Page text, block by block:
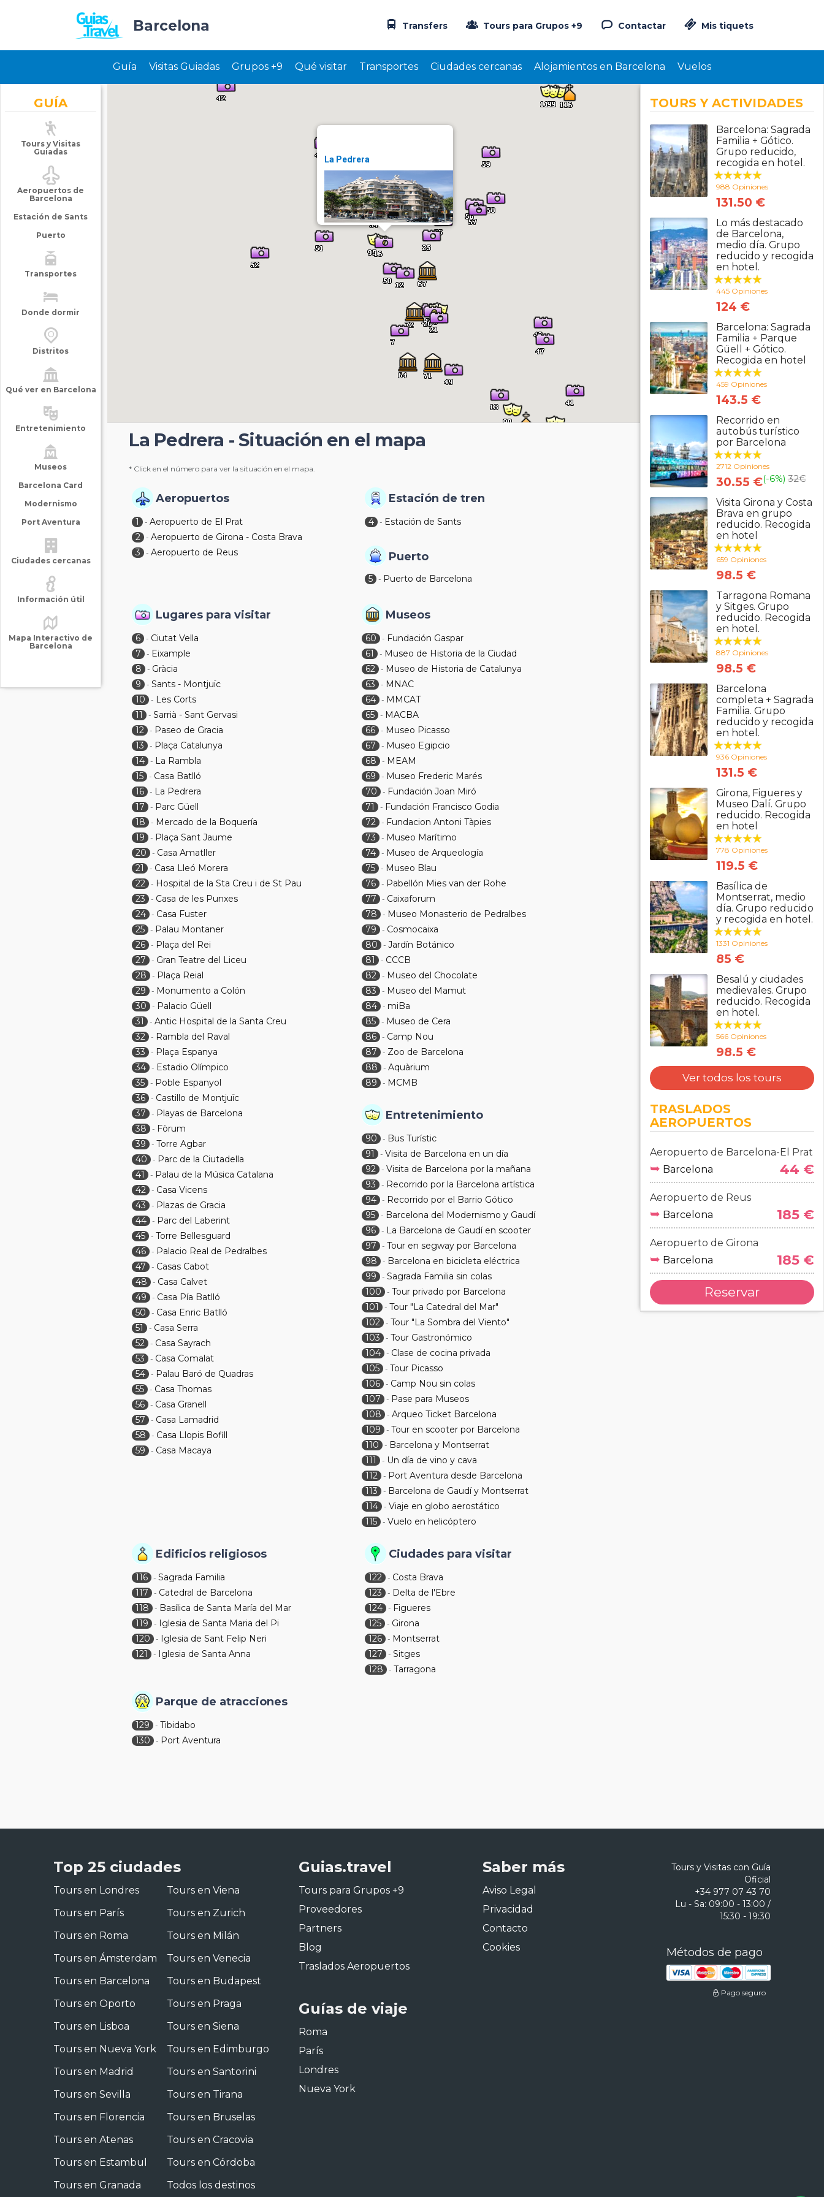
Barcelona Mis tiquets
Contactar
Tours para Grupos +9
Transfers
Guía Visitas Guiadas Grupos +9 Qué visitar Transportes Ciudades cercanas Alojamientos en Barcelona Vuelos
GUÍA
Tours y Visitas
Guiadas
Aeropuertos de
Barcelona
Estación de Sants
Puerto
Transportes
Donde dormir
Distritos
Qué ver en Barcelona
Entretenimiento
Museos
Barcelona Card
Modernismo
Port Aventura
Ciudades cercanas
Información útil
Mapa Interactivo de
Barcelona
La Pedrera
La Pedrera - Situación en el mapa
* Click en el número para ver la situación en el mapa.
Aeropuertos
1 -Aeropuerto de El Prat
2 -Aeropuerto de Girona - Costa Brava
3
-Aeropuerto de Reus
Estación de tren
4 - Estación de Sants
Puerto
5 - Puerto de Barcelona
Lugares para visitar
6 - Ciutat Vella
7
- Eixample
8
- Gràcia
9
-Sants - Montjuïc
10
- Les Corts
11
-Sarrià - Sant Gervasi
12 - Paseo de Gracia
13
- Plaça Catalunya
14 - La Rambla
15 - Casa Batlló
16 - La Pedrera
17
- Parc Güell
18
- Mercado de la Boquería
19
- Plaça Sant Jaume
20
- Casa Amatller
21
- Casa Lleó Morera
22 - Hospital de la Sta Creu i de St Pau
23
- Casa de les Punxes
24 - Casa Fuster
25 - Palau Montaner
26 - Plaça del Rei
27
- Gran Teatre del Liceu
28
- Plaça Reial
29
- Monumento a Colón
30
- Palacio Güell
31
-Antic Hospital de la Santa Creu
32 - Rambla del Raval
33
- Plaça Espanya
34 - Estadio Olímpico
35 - Poble Espanyol
36 - Castillo de Montjuïc
37
- Playas de Barcelona
38
- Fòrum
39
- Torre Agbar
40
- Parc de la Ciutadella
41
- Palau de la Música Catalana
42 - Casa Vicens
43
- Plazas de Gracia
44 - Parc del Laberint
45 - Torre Bellesguard
46 - Palacio Real de Pedralbes
47
- Casas Cabot
48
- Casa Calvet
49
- Casa Pía Batlló
50
- Casa Enric Batlló
51
- Casa Serra
52 - Casa Sayrach
53
- Casa Comalat
54 - Palau Baró de Quadras
55 - Casa Thomas
56 - Casa Granell
57
- Casa Lamadrid
58
- Casa Llopis Bofill
59
- Casa Macaya
Museos
60 - Fundación Gaspar
61
- Museo de Historia de la Ciudad
62 - Museo de Historia de Catalunya
63
- MNAC
64 - MMCAT
65 - MACBA
66 - Museo Picasso
67
- Museo Egipcio
68
- MEAM
69
- Museo Frederic Marés
70
- Fundación Joan Miró
71
- Fundación Francisco Godia
72 - Fundacion Antoni Tàpies
73
- Museo Marítimo
74 - Museo de Arqueología
75 - Museo Blau
76 - Pabellón Mies van der Rohe
77
- Caixaforum
78
- Museo Monasterio de Pedralbes
79
- Cosmocaixa
80
-Jardín Botánico
81
- CCCB
82 - Museo del Chocolate
83
- Museo del Mamut
84 - miBa
85 - Museo de Cera
86 - Camp Nou
87
- Zoo de Barcelona
88
-Aquàrium
89
- MCMB
Entretenimiento
90 - Bus Turístic
91
-Visita de Barcelona en un día
92 -Visita de Barcelona por la mañana
93
- Recorrido por la Barcelona artística
94 - Recorrido por el Barrio Gótico
95 - Barcelona del Modernismo y Gaudí
96 - La Barcelona de Gaudí en scooter
97
- Tour en segway por Barcelona
98
- Barcelona en bicicleta eléctrica
99
-Sagrada Familia sin colas
100
- Tour privado por Barcelona
101
- Tour "La Catedral del Mar"
102 - Tour "La Sombra del Viento"
103
- Tour Gastronómico
104 - Clase de cocina privada
105 - Tour Picasso
106 - Camp Nou sin colas
107
- Pase para Museos
108
-Arqueo Ticket Barcelona
109
- Tour en scooter por Barcelona
110
- Barcelona y Montserrat
111
- Un día de vino y cava
112 - Port Aventura desde Barcelona
113
- Barcelona de Gaudí y Montserrat
114 -Viaje en globo aerostático
115 -Vuelo en helicóptero
Edificios religiosos
116 -Sagrada Familia
117
- Catedral de Barcelona
118
- Basílica de Santa María del Mar
119
- Iglesia de Santa Maria del Pi
120
- Iglesia de Sant Felip Neri
121
- Iglesia de Santa Anna
Ciudades para visitar
122 - Costa Brava
123
- Delta de l'Ebre
124 - Figueres
125 - Girona
126 - Montserrat
127
-Sitges
128
- Tarragona
Parque de atracciones
129 - Tibidabo
130
- Port Aventura
TOURS Y ACTIVIDADES
Barcelona: Sagrada
Familia + Gótico.
Grupo reducido,
recogida en hotel.
988 Opiniones
131.50 €
Lo más destacado
de Barcelona,
medio día. Grupo
reducido y recogida
en hotel.
445 Opiniones
124 €
Barcelona: Sagrada
Familia + Parque
Güell + Gótico.
Recogida en hotel
459 Opiniones
143.5 €
Recorrido en
autobús turístico
por Barcelona
2712 Opiniones
(-6%) 32€
30.55 €
Visita Girona y Costa
Brava en grupo
reducido. Recogida
en hotel
659 Opiniones
98.5 €
Tarragona Romana
y Sitges. Grupo
reducido. Recogida
en hotel.
887 Opiniones
98.5 €
Barcelona
completa + Sagrada
Familia. Grupo
reducido y recogida
en hotel.
936 Opiniones
131.5 €
Girona, Figueres y
Museo Dalí. Grupo
reducido. Recogida
en hotel
778 Opiniones
119.5 €
Basílica de
Montserrat, medio
día. Grupo reducido
y recogida en hotel.
1331 Opiniones
85 €
Besalú y ciudades
medievales. Grupo
reducido. Recogida
en hotel.
566 Opiniones
98.5 €
Ver todos los tours
TRASLADOS
AEROPUERTOS
Aeropuerto de Barcelona-El Prat
➥ Barcelona 44 €
Aeropuerto de Reus
➥ Barcelona 185 €
Aeropuerto de Girona
➥ Barcelona 185 €
Reservar
Top 25 ciudades
Tours en Londres
Tours en París
Tours en Roma
Tours en Ámsterdam
Tours en Barcelona
Tours en Oporto
Tours en Lisboa
Tours en Nueva York
Tours en Madrid
Tours en Sevilla
Tours en Florencia
Tours en Atenas
Tours en Estambul
Tours en Granada
Tours en Viena
Tours en Zurich
Tours en Milán
Tours en Venecia
Tours en Budapest
Tours en Praga
Tours en Siena
Tours en Edimburgo
Tours en Santorini
Tours en Tirana
Tours en Bruselas
Tours en Cracovia
Tours en Córdoba
Todos los destinos
Guias.travel
Tours para Grupos +9
Proveedores
Partners
Blog
Traslados Aeropuertos
Guías de viaje
Roma
París
Londres
Nueva York
Saber más
Aviso Legal
Privacidad
Contacto
Cookies
Tours y Visitas con Guía
Oficial
+34 977 07 43 70
Lu - Sa: 09:00 - 13:00 /
15:30 - 19:30
Métodos de pago
Pago seguro